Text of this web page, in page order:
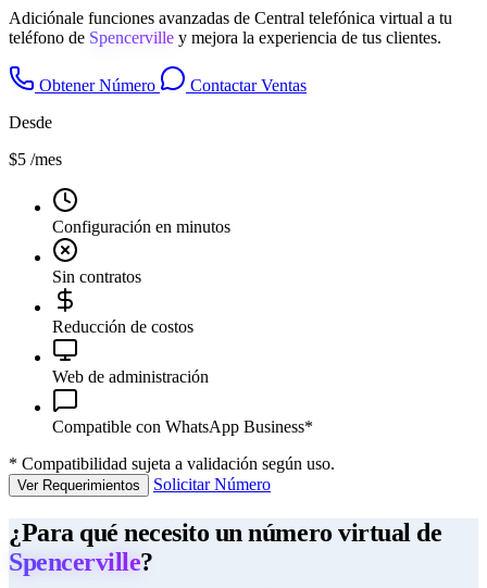
Adiciónale funciones avanzadas de Central telefónica virtual a tu
teléfono de Spencerville y mejora la experiencia de tus clientes.
Obtener Número
Contactar Ventas
Desde
$5 /mes
Configuración en minutos
Sin contratos
Reducción de costos
Web de administración
Compatible con WhatsApp Business*
* Compatibilidad sujeta a validación según uso.
Ver Requerimientos Solicitar Número
¿Para qué necesito un número virtual de
Spencerville?